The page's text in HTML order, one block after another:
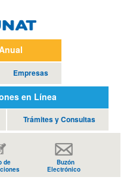
Empresas
en Línea
Trámites y Consultas
de
Buzón
Electrónico